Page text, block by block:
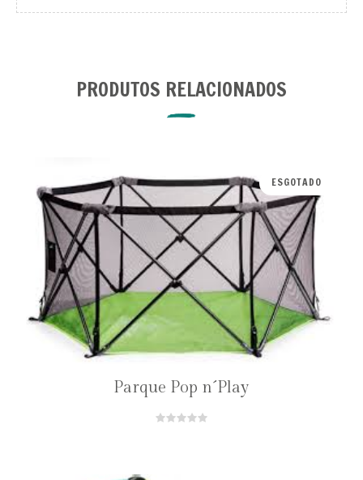
PRODUTOS RELACIONADOS
ESGOTADO
Parque Pop n´Play